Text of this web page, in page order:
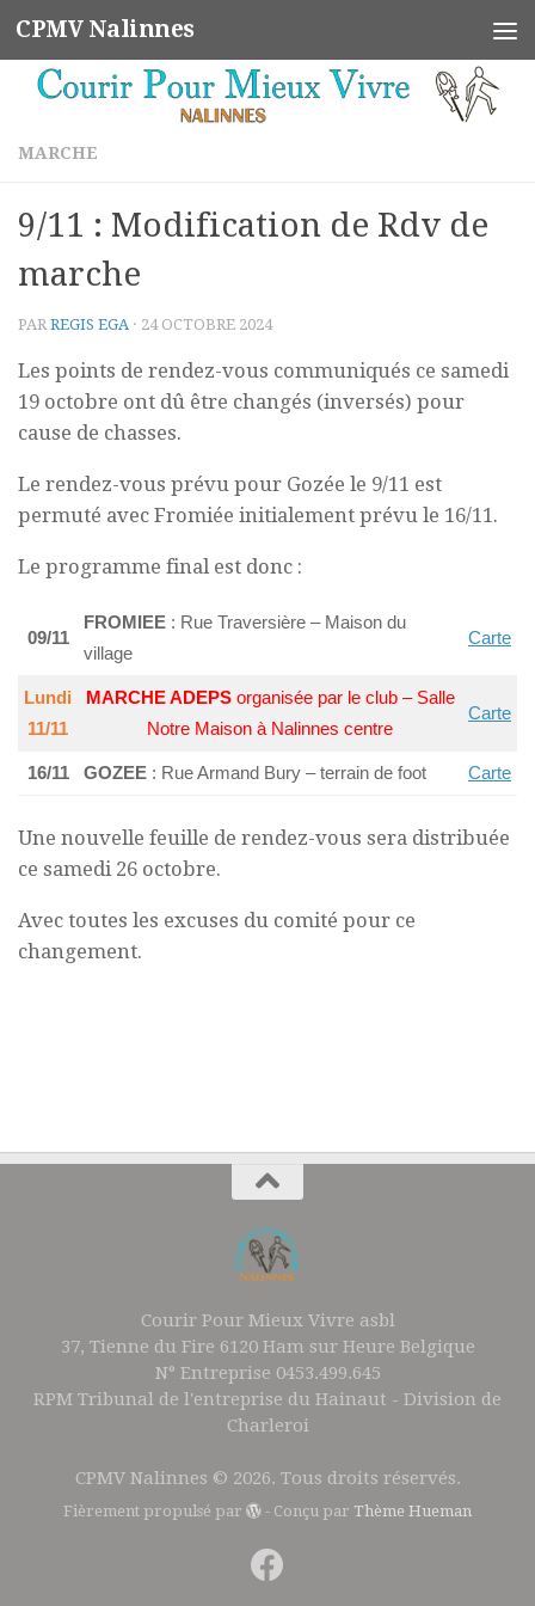
Skip to content
CPMV Nalinnes
MARCHE
9/11 : Modification de Rdv de
marche
PAR REGIS EGA · 24 OCTOBRE 2024
Les points de rendez-vous communiqués ce samedi
19 octobre ont dû être changés (inversés) pour
cause de chasses.
Le rendez-vous prévu pour Gozée le 9/11 est
permuté avec Fromiée initialement prévu le 16/11.
Le programme final est donc :
09/11
FROMIEE : Rue Traversière – Maison du
village
Carte
Lundi
11/11
MARCHE ADEPSorganisée par le club – Salle
Notre Maison à Nalinnes centre
Carte
16/11 GOZEE : Rue Armand Bury – terrain de foot Carte
Une nouvelle feuille de rendez-vous sera distribuée
ce samedi 26 octobre.
Avec toutes les excuses du comité pour ce
changement.
Courir Pour Mieux Vivre asbl
37, Tienne du Fire 6120 Ham sur Heure Belgique
N° Entreprise 0453.499.645
RPM Tribunal de l'entreprise du Hainaut - Division de
Charleroi
CPMV Nalinnes © 2026. Tous droits réservés.
Fièrement propulsé par - Conçu par Thème Hueman